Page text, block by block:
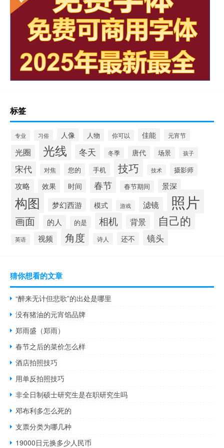
标签
专业 习俗 人像 人物 你可以 佳能 元宵节
光圈 光线 冬天 冬季 唐代 场景 孩子
宋代 对焦 您的 手机 技巧 技术 摄影师
攻略 效果 时间 春节 春节期间 景深
构图 梦幻西游 模式 游戏 滤镜 照片
画面 的人 的是 相机 背景 自己的
英语 视频 角度 诗人 还不 镜头
猜你想看的文章
“醉来无计但悲歌”的出处是哪里
没有猪油的元宵馅品牌
郑雨盛（郑雨）
春节之后的菜价怎么样
酒店拍照技巧
用单反拍照技巧
非全日制硕士研究生是在职研究生吗
邓布利多怎么死的
支票分类为哪几种
19000日元换多少人民币